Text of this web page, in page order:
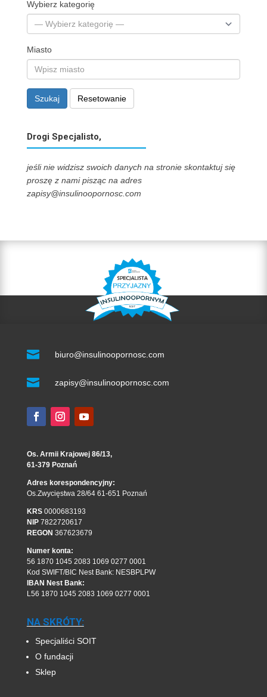
Wybierz kategorię
Miasto
Szukaj Resetowanie
Drogi Specjalisto,
jeśli nie widzisz swoich danych na stronie skontaktuj się
proszę z nami pisząc na adres
zapisy@insulinoopornosc.com
 biuro@insulinoopornosc.com
 zapisy@insulinoopornosc.com
Os. Armii Krajowej 86/13,
61-379 Poznań
Adres korespondencyjny:
Os.Zwycięstwa 28/64 61-651 Poznań
KRS0000683193
NIP7822720617
REGON 367623679
Numer konta:
56 1870 1045 2083 1069 0277 0001
Kod SWIFT/BIC Nest Bank: NESBPLPW
IBAN Nest Bank:
L56 1870 1045 2083 1069 0277 0001
NA SKRÓTY:
Specjaliści SOIT
O fundacji
Sklep